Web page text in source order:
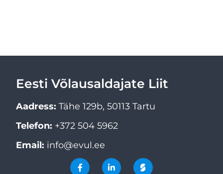
Eesti Võlausaldajate Liit
Aadress: Tähe 129b, 50113 Tartu
Telefon: +372 504 5962
Email: info@evul.ee